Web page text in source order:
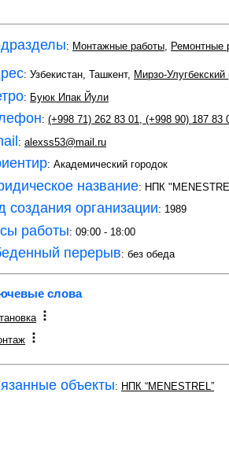
: Монтажные работы, Ремонтные
: Узбекистан, Ташкент, Мирзо-Улугбекский
: Буюк Ипак Йули
: (+998 71) 262 83 01, (+998 90) 187 83
: alexss53@mail.ru
: Академический городок
название: НПК
создания организации: 1989
работы: 09:00 - 18:00
перерыв: без обеда
слова
объекты: НПК “MENESTREL”